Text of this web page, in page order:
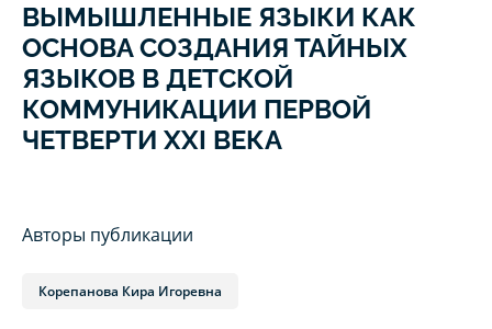
ВЫМЫШЛЕННЫЕ ЯЗЫКИ КАК
ОСНОВА СОЗДАНИЯ ТАЙНЫХ
ЯЗЫКОВ В ДЕТСКОЙ
КОММУНИКАЦИИ ПЕРВОЙ
ЧЕТВЕРТИ XXI ВЕКА
Авторы публикации
Корепанова Кира Игоревна